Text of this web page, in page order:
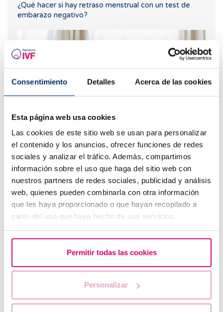
Consentimiento Detalles Acerca de las cookies
Esta página web usa cookies
Las cookies de este sitio web se usan para personalizar
el contenido y los anuncios, ofrecer funciones de redes
sociales y analizar el tráfico. Además, compartimos
información sobre el uso que haga del sitio web con
nuestros partners de redes sociales, publicidad y análisis
web, quienes pueden combinarla con otra información
que les haya proporcionado o que hayan recopilado a
partir del uso que haya hecho de sus servicios.
Permitir todas las cookies
Personalizar
¿Qué hacer si hay retraso menstrual con un test de
embarazo negativo?
Curva larga de glucosa o TTOG: todo lo que debes
saber sobre esta prueba en el embarazo
quistes en los ovarios?